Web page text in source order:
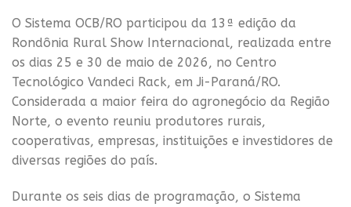
O Sistema OCB/RO participou da 13ª edição da
Rondônia Rural Show Internacional, realizada entre
os dias 25 e 30 de maio de 2026, no Centro
Tecnológico Vandeci Rack, em Ji-Paraná/RO.
Considerada a maior feira do agronegócio da Região
Norte, o evento reuniu produtores rurais,
cooperativas, empresas, instituições e investidores de
diversas regiões do país.
Durante os seis dias de programação, o Sistema